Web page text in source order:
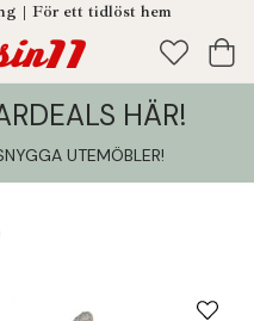
| För ett tidlöst hem
HÄR!
UTEMÖBLER!